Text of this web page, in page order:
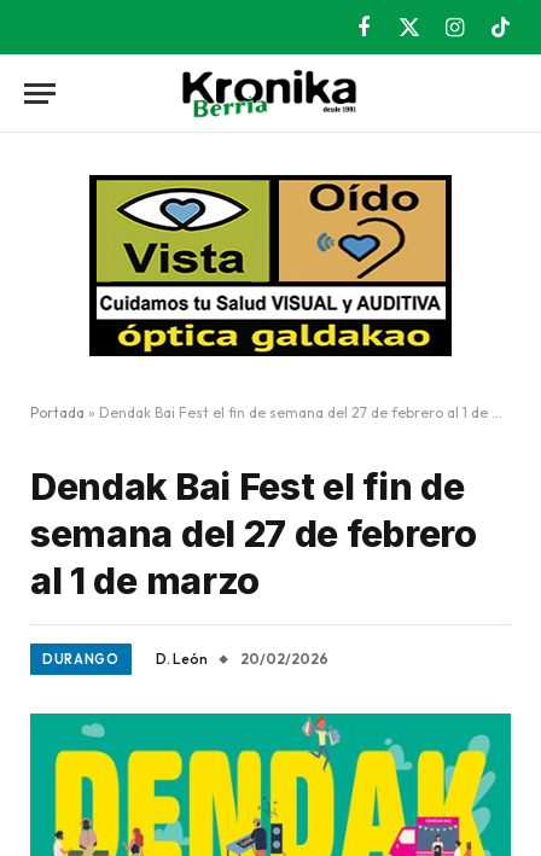
Facebook
X
Instagram
Portada » Dendak Bai Fest el fin de semana del 27 de febrero al 1 de marzo
Dendak Bai Fest el fin de
semana del 27 de febrero
al 1 de marzo
DURANGO D. León 20/02/2026